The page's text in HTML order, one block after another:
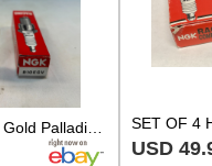
NGK B10EGV Gold Palladium Spark Plug Part Stock #5927 Sold Individually
USD